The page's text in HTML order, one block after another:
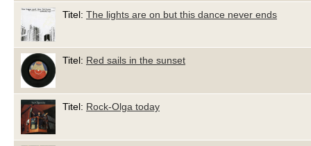
Titel: The lights are on but this dance never ends
Titel: Red sails in the sunset
Titel: Rock-Olga today